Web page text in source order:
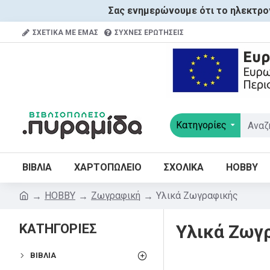
Σας ενημερώνουμε ότι το
ΣΧΕΤΙΚΑ ΜΕ ΕΜΑΣ ΣΥΧΝΕΣ ΕΡΩΤΗΣΕΙΣ
Κατηγορίες
ΒΙΒΛΙΑ ΧΑΡΤΟΠΩΛΕΙΟ ΣΧΟΛΙΚΑ HOBBY
HOBBY Ζωγραφική Υλικά Ζωγραφικής
ΚΑΤΗΓΟΡΙΕΣ
ΒΙΒΛΊΑ
Υλικά